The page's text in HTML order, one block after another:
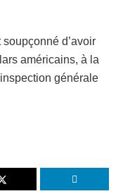
d’avoir
américains, à la
générale